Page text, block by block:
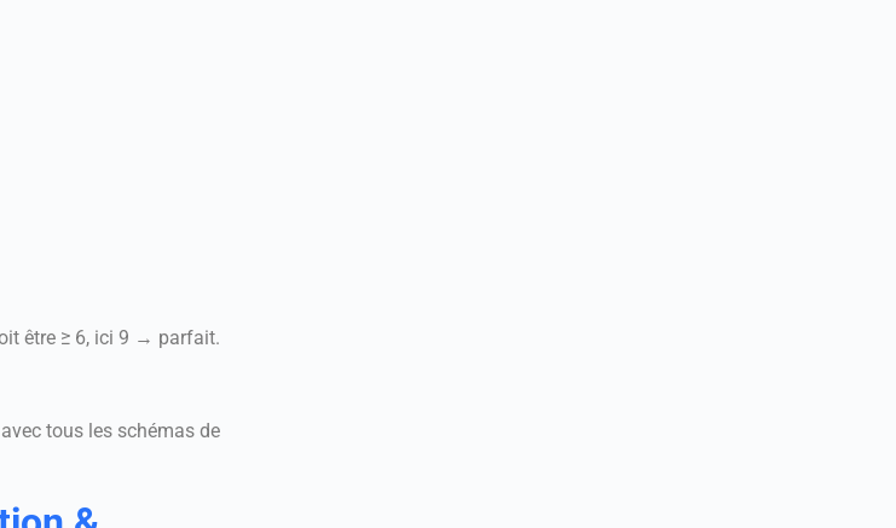
être ≥ 6, ici 9 → parfait.
tous les schémas de